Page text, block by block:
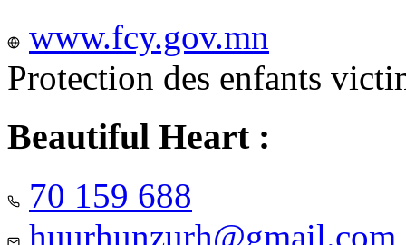
www.fcy.gov.mn
Protection des enfants
Beautiful Heart :
70 159 688
huurhunzurh@gmail.com